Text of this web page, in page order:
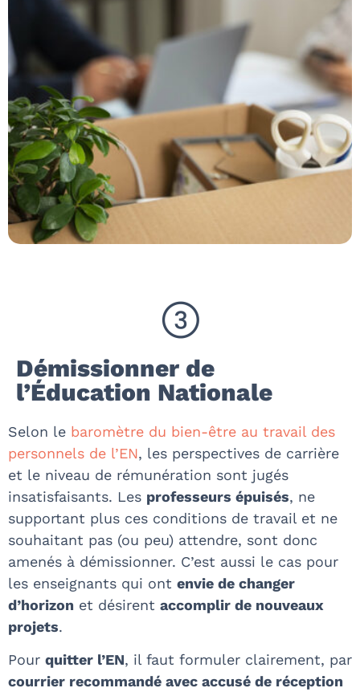
Démissionner de
l’Éducation Nationale
Selon le baromètre du bien-être au travail des
personnels de l’EN, les perspectives de carrière
et le niveau de rémunération sont jugés
insatisfaisants. Les professeurs épuisés, ne
supportant plus ces conditions de travail et ne
souhaitant pas (ou peu) attendre, sont donc
amenés à démissionner. C’est aussi le cas pour
les enseignants qui ont envie de changer
d’horizon et désirent accomplir de nouveaux
projets.
Pour quitter l’EN, il faut formuler clairement, par
courrier recommandé avec accusé de réception